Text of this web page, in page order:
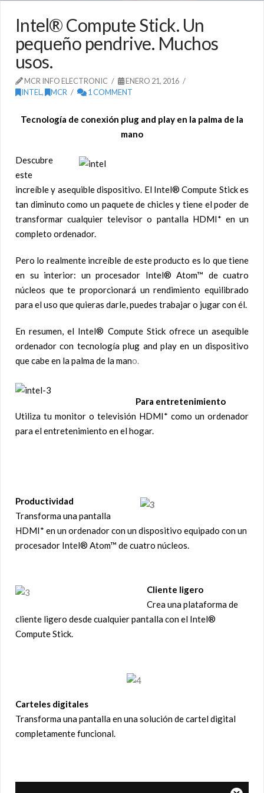
Intel® Compute Stick. Un
pequeño pendrive. Muchos
usos.
MCR INFO ELECTRONIC
ENERO 21, 2016
INTEL , MCR 1 COMMENT
Tecnología de conexión plug and play en la palma de la
mano
Descubre
este
increíble y asequible dispositivo. El Intel® Compute Stick es
tan diminuto como un paquete de chicles y tiene el poder de
transformar cualquier televisor o pantalla HDMI* en un
completo ordenador.
Pero lo realmente increíble de este producto es lo que tiene
en su interior: un procesador Intel® Atom™ de cuatro
núcleos que te proporcionará un rendimiento equilibrado
para el uso que quieras darle, puedes trabajar o jugar con él.
En resumen, el Intel® Compute Stick ofrece un asequible
ordenador con tecnología plug and play en un dispositivo
que cabe en la palma de la mano.
Para entretenimiento
Utiliza tu monitor o televisión HDMI* como un ordenador
para el entretenimiento en el hogar.
Productividad
Transforma una pantalla
HDMI* en un ordenador con un dispositivo equipado con un
procesador Intel® Atom™ de cuatro núcleos.
Cliente ligero
Crea una plataforma de
cliente ligero desde cualquier pantalla con el Intel®
Compute Stick.
Carteles digitales
Transforma una pantalla en una solución de cartel digital
completamente funcional.